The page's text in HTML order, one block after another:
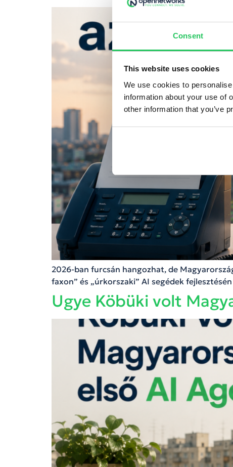
Consent
This website uses cookies
We use cookies to
information about your use of
other information that you’ve
2026-ban furcsán hangozhat, de
faxon” és „úrkorszaki” AI segédek fejlesztésén
Ugye Köbüki volt